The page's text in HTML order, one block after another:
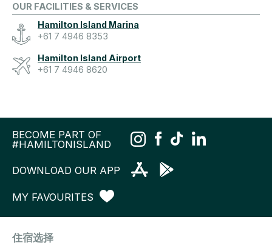
OUR FACILITIES & SERVICES
Hamilton Island Marina
+61 7 4946 8353
Hamilton Island Airport
+61 7 4946 8620
BECOME PART OF
#HAMILTONISLAND
DOWNLOAD OUR APP
MY FAVOURITES
住宿选择